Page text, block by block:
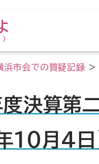
浜市会での質疑記録 >
決算第
10月4日